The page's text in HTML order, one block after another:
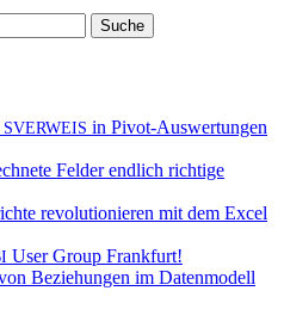
SVERWEIS in Pivot-Auswertungen
Felder endlich richtige
revolutionieren mit dem Excel
User Group Frankfurt!
Beziehungen im Datenmodell